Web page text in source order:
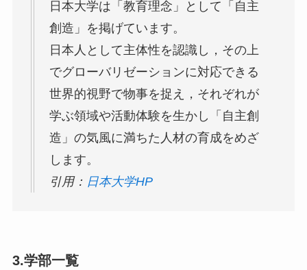
日本大学は「教育理念」として「自主
創造」を掲げています。
日本人として主体性を認識し，その上
でグローバリゼーションに対応できる
世界的視野で物事を捉え，それぞれが
学ぶ領域や活動体験を生かし「自主創
造」の気風に満ちた人材の育成をめざ
します。
引用： 日本大学HP
3.学部一覧